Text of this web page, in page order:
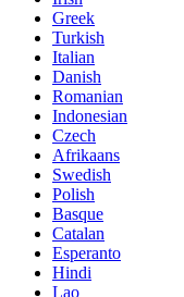
Greek
Turkish
Italian
Danish
Romanian
Indonesian
Czech
Afrikaans
Swedish
Polish
Basque
Catalan
Esperanto
Hindi
Lao